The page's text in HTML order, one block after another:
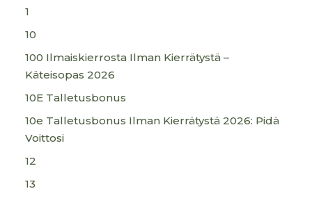
1
10
100 Ilmaiskierrosta Ilman Kierrätystä –
Käteisopas 2026
10E Talletusbonus
10e Talletusbonus Ilman Kierrätystä 2026: Pidä
Voittosi
12
13